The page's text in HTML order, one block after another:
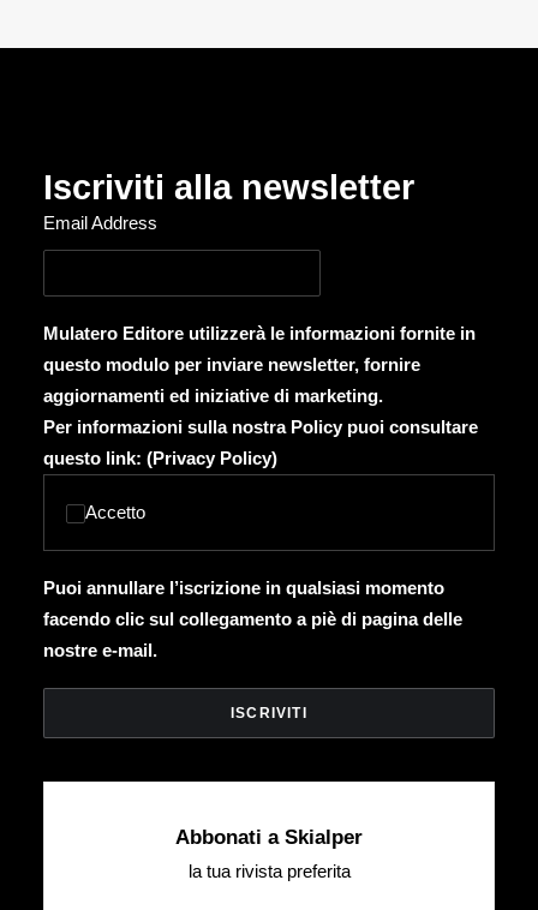
Iscriviti alla newsletter
Email Address
Mulatero Editore utilizzerà le informazioni fornite in
questo modulo per inviare newsletter, fornire
aggiornamenti ed iniziative di marketing.
Per informazioni sulla nostra Policy puoi consultare
questo link: (Privacy Policy)
Accetto
Puoi annullare l’iscrizione in qualsiasi momento
facendo clic sul collegamento a piè di pagina delle
nostre e-mail.
Abbonati a Skialper
la tua rivista preferita